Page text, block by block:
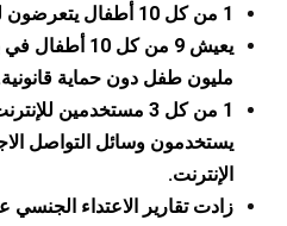
1 من كل 10 أطفال يتعرضون للإيذاء الجنسي قبل سن 18 عامًا.
مليون طفل دون حماية
يستخدمون وسائل التواصل
الإنترنت.
زادت تقارير الاعتداء